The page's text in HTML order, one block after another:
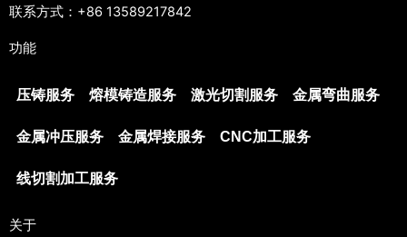
联系方式：+86 13589217842
功能
压铸服务 熔模铸造服务 激光切割服务 金属弯曲服务
金属冲压服务 金属焊接服务 CNC加工服务
线切割加工服务
关于